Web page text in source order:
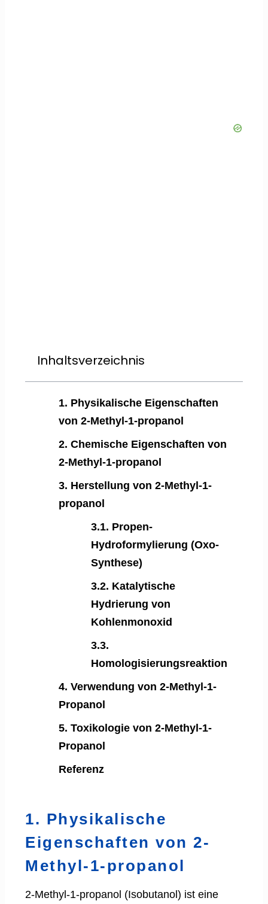
Inhaltsverzeichnis
1. Physikalische Eigenschaften
von 2-Methyl-1-propanol
2. Chemische Eigenschaften von
2-Methyl-1-propanol
3. Herstellung von 2-Methyl-1-
propanol
3.1. Propen-
Hydroformylierung (Oxo-
Synthese)
3.2. Katalytische
Hydrierung von
Kohlenmonoxid
3.3.
Homologisierungsreaktion
4. Verwendung von 2-Methyl-1-
Propanol
5. Toxikologie von 2-Methyl-1-
Propanol
Referenz
1. Physikalische
Eigenschaften von 2-
Methyl-1-propanol
2-Methyl-1-propanol (Isobutanol) ist eine